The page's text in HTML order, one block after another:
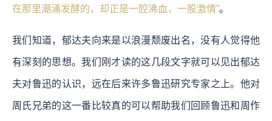
在那里潮涌发酵的，却正是一腔沸血，一股激情”。
我们知道，郁达夫向来是以浪漫颓废出名，没有人觉得他
有深刻的思想。我们刚才读的这几段文字就可以见出郁达
夫对鲁迅的认识，远在后来许多鲁迅研究专家之上。他对
周氏兄弟的这一番比较真的可以帮助我们回顾鲁迅和周作